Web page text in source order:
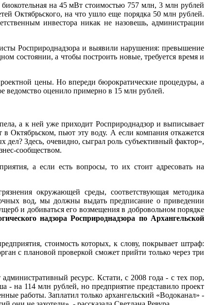
на 45 мВт стоимостью 757 млн, 3 млн рублей
Октябрьского, на что ушло еще порядка 50 млн рублей.
инвестора никак не назовешь, администрации
Росприроднадзора и выявили нарушения: превышение
состоянии, а чтобы построить новые, требуется время и
цены. Но впереди бюрократические процедуры, а
ведомство оценило примерно в 15 млн рублей.
а к ней уже приходит Росприроднадзор и выписывает
Октябрьском, пьют эту воду. А если компания откажется
дел? Здесь, очевидно, сыграл роль субъективный фактор»,
сообществом.
а если есть вопросы, то их стоит адресовать на
окружающей среды, соответствующая методика
вод, мы должны выдать предписание о приведении
и добиваться его возмещения в добровольном порядке
надзора Росприроднадзора по Архангельской
стоимость которых, к слову, покрывает штраф:
с плановой проверкой сможет прийти только через три
ресурс. Кстати, с 2008 года - с тех пор,
на 114 млн рублей, но предприятие представило проект
работы. Заплатил только архангельский «Водоканал» -